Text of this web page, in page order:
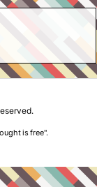
is free".